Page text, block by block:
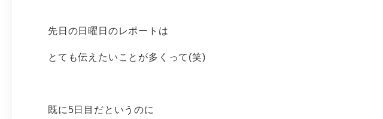
先日の日曜日のレポートは
とても伝えたいことが多くって(笑)
既に5日目だというのに